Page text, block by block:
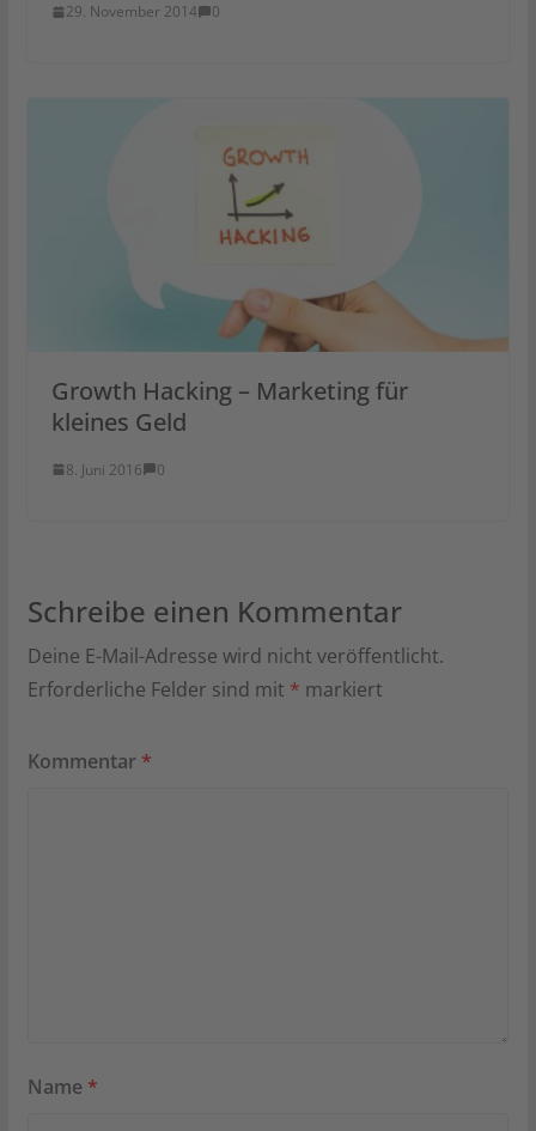
29. November 2014 0
Growth Hacking – Marketing für
kleines Geld
8. Juni 2016 0
Schreibe einen Kommentar
Deine E-Mail-Adresse wird nicht veröffentlicht.
Erforderliche Felder sind mit * markiert
Kommentar *
Name *